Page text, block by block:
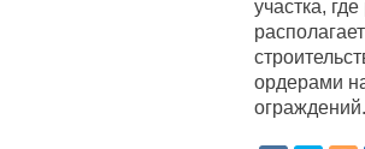
участка,
ордерами
ограждений.